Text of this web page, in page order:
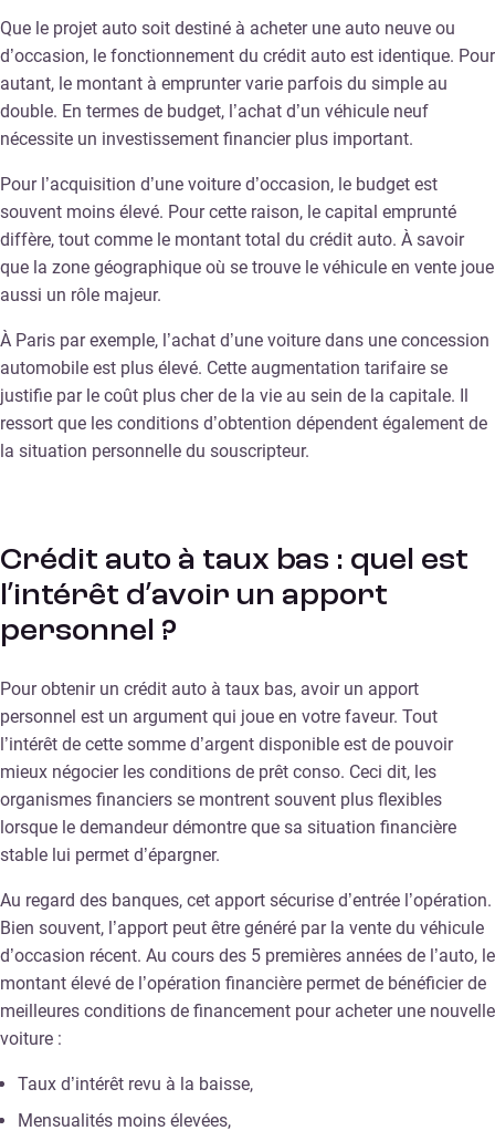
Que le projet auto soit destiné à acheter une auto neuve ou
d’occasion, le fonctionnement du crédit auto est identique. Pour
autant, le montant à emprunter varie parfois du simple au
double. En termes de budget, l’achat d’un véhicule neuf
nécessite un investissement financier plus important.
Pour l’acquisition d’une voiture d’occasion, le budget est
souvent moins élevé. Pour cette raison, le capital emprunté
diffère, tout comme le montant total du crédit auto. À savoir
que la zone géographique où se trouve le véhicule en vente joue
aussi un rôle majeur.
À Paris par exemple, l’achat d’une voiture dans une concession
automobile est plus élevé. Cette augmentation tarifaire se
justifie par le coût plus cher de la vie au sein de la capitale. Il
ressort que les conditions d’obtention dépendent également de
la situation personnelle du souscripteur.
Crédit auto à taux bas : quel est
l’intérêt d’avoir un apport
personnel ?
Pour obtenir un crédit auto à taux bas, avoir un apport
personnel est un argument qui joue en votre faveur. Tout
l’intérêt de cette somme d’argent disponible est de pouvoir
mieux négocier les conditions de prêt conso. Ceci dit, les
organismes financiers se montrent souvent plus flexibles
lorsque le demandeur démontre que sa situation financière
stable lui permet d’épargner.
Au regard des banques, cet apport sécurise d’entrée l’opération.
Bien souvent, l’apport peut être généré par la vente du véhicule
d’occasion récent. Au cours des 5 premières années de l’auto, le
montant élevé de l’opération financière permet de bénéficier de
meilleures conditions de financement pour acheter une nouvelle
voiture :
Taux d’intérêt revu à la baisse,
Mensualités moins élevées,